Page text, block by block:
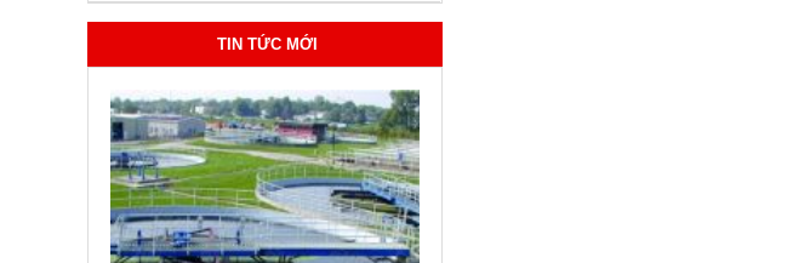
TIN TỨC MỚI